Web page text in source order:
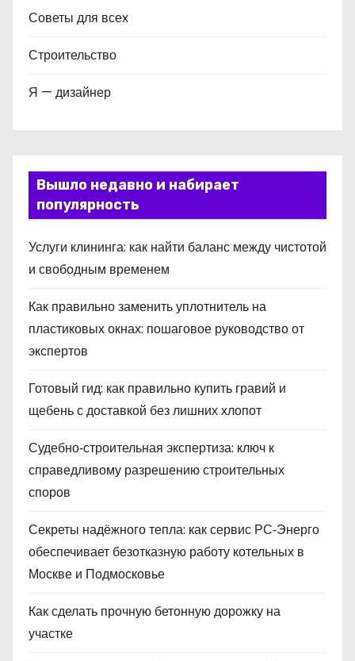
Советы для всех
Строительство
Я — дизайнер
Вышло недавно и набирает
популярность
Услуги клининга: как найти баланс между чистотой
и свободным временем
Как правильно заменить уплотнитель на
пластиковых окнах: пошаговое руководство от
экспертов
Готовый гид: как правильно купить гравий и
щебень с доставкой без лишних хлопот
Судебно‑строительная экспертиза: ключ к
справедливому разрешению строительных
споров
Секреты надёжного тепла: как сервис РС‑Энерго
обеспечивает безотказную работу котельных в
Москве и Подмосковье
Как сделать прочную бетонную дорожку на
участке